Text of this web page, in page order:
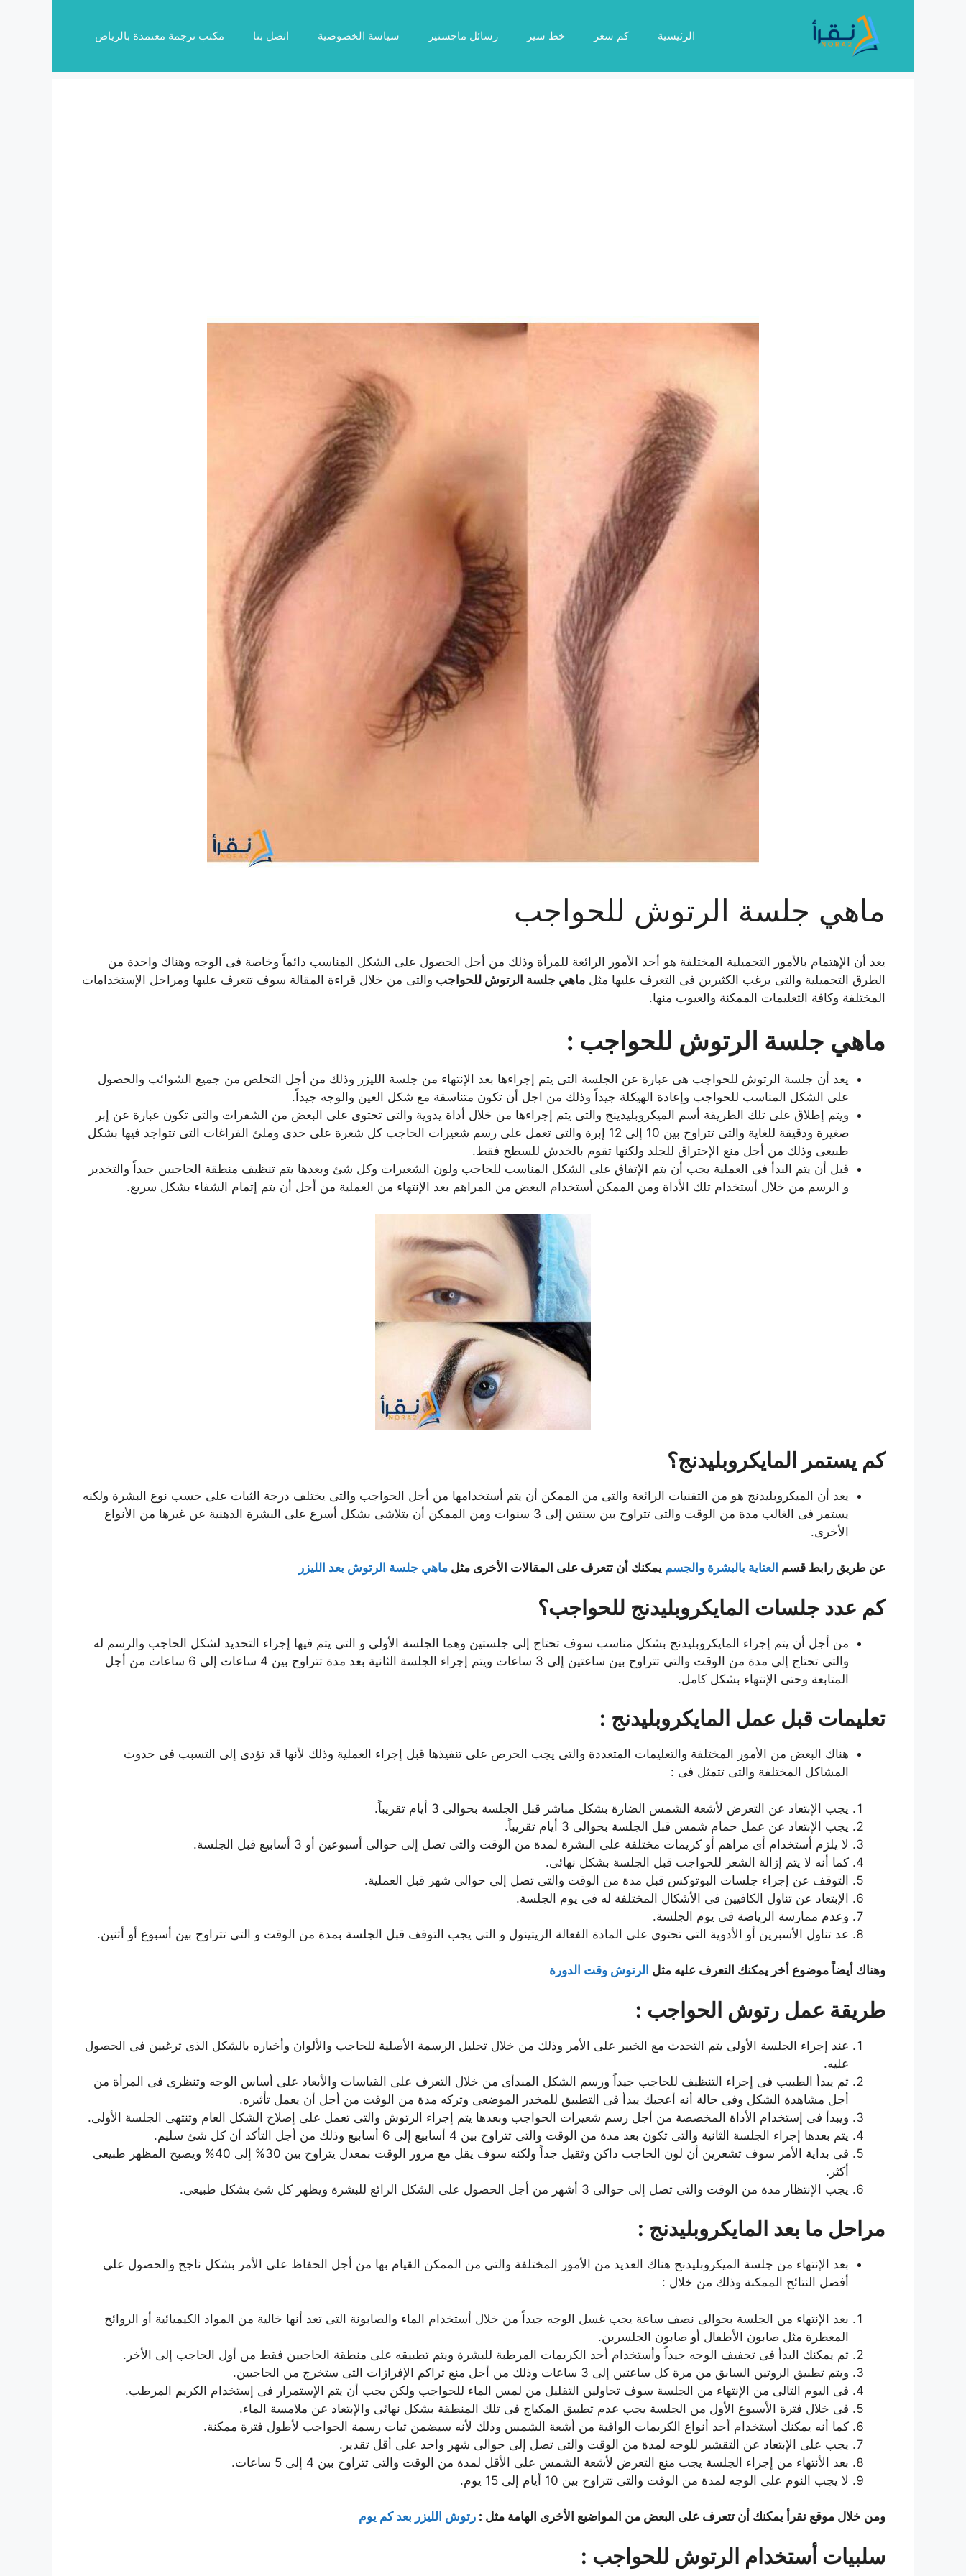
الرئيسية كم سعر خط سير رسائل ماجستير سياسة الخصوصية اتصل بنا مكتب ترجمة معتمدة بالرياض
ماهي جلسة الرتوش للحواجب
يعد أن الإهتمام بالأمور التجميلية المختلفة هو أحد الأمور الرائعة للمرأة وذلك من أجل الحصول على الشكل المناسب دائماً وخاصة فى الوجه وهناك واحدة من
الطرق التجميلية والتى يرغب الكثيرين فى التعرف عليها مثل ماهي جلسة الرتوش للحواجب والتى من خلال قراءة المقالة سوف تتعرف عليها ومراحل الإستخدامات
المختلفة وكافة التعليمات الممكنة والعيوب منها.
ماهي جلسة الرتوش للحواجب :
يعد أن جلسة الرتوش للحواجب هى عبارة عن الجلسة التى يتم إجراءها بعد الإنتهاء من جلسة الليزر وذلك من أجل التخلص من جميع الشوائب والحصول
على الشكل المناسب للحواجب وإعادة الهيكلة جيداً وذلك من اجل أن تكون متناسقة مع شكل العين والوجه جيداً.
ويتم إطلاق على تلك الطريقة أسم الميكروبليدينج والتى يتم إجراءها من خلال أداة يدوية والتى تحتوى على البعض من الشفرات والتى تكون عبارة عن إبر
صغيرة ودقيقة للغاية والتى تتراوح بين 10 إلى 12 إبرة والتى تعمل على رسم شعيرات الحاجب كل شعرة على حدى وملئ الفراغات التى تتواجد فيها بشكل
طبيعى وذلك من أجل منع الإحتراق للجلد ولكنها تقوم بالخدش للسطح فقط.
قبل أن يتم البدأ فى العملية يجب أن يتم الإتفاق على الشكل المناسب للحاجب ولون الشعيرات وكل شئ وبعدها يتم تنظيف منطقة الحاجبين جيداً والتخدير
و الرسم من خلال أستخدام تلك الأداة ومن الممكن أستخدام البعض من المراهم بعد الإنتهاء من العملية من أجل أن يتم إتمام الشفاء بشكل سريع.
كم يستمر المايكروبليدنج؟
يعد أن الميكروبليدنج هو من التقنيات الرائعة والتى من الممكن أن يتم أستخدامها من أجل الحواجب والتى يختلف درجة الثبات على حسب نوع البشرة ولكنه
يستمر فى الغالب مدة من الوقت والتى تتراوح بين سنتين إلى 3 سنوات ومن الممكن أن يتلاشى بشكل أسرع على البشرة الدهنية عن غيرها من الأنواع
الأخرى.
عن طريق رابط قسم العناية بالبشرة والجسم يمكنك أن تتعرف على المقالات الأخرى مثل ماهي جلسة الرتوش بعد الليزر
كم عدد جلسات المايكروبليدنج للحواجب؟
من أجل أن يتم إجراء المايكروبليدنج بشكل مناسب سوف تحتاج إلى جلستين وهما الجلسة الأولى و التى يتم فيها إجراء التحديد لشكل الحاجب والرسم له
والتى تحتاج إلى مدة من الوقت والتى تتراوح بين ساعتين إلى 3 ساعات ويتم إجراء الجلسة الثانية بعد مدة تتراوح بين 4 ساعات إلى 6 ساعات من أجل
المتابعة وحتى الإنتهاء بشكل كامل.
تعليمات قبل عمل المايكروبليدنج :
هناك البعض من الأمور المختلفة والتعليمات المتعددة والتى يجب الحرص على تنفيذها قبل إجراء العملية وذلك لأنها قد تؤدى إلى التسبب فى حدوث
المشاكل المختلفة والتى تتمثل فى :
يجب الإبتعاد عن التعرض لأشعة الشمس الضارة بشكل مباشر قبل الجلسة بحوالى 3 أيام تقريباً.
يجب الإبتعاد عن عمل حمام شمس قبل الجلسة بحوالى 3 أيام تقريباً.
لا يلزم أستخدام أى مراهم أو كريمات مختلفة على البشرة لمدة من الوقت والتى تصل إلى حوالى أسبوعين أو 3 أسابيع قبل الجلسة.
كما أنه لا يتم إزالة الشعر للحواجب قبل الجلسة بشكل نهائى.
التوقف عن إجراء جلسات البوتوكس قبل مدة من الوقت والتى تصل إلى حوالى شهر قبل العملية.
الإبتعاد عن تناول الكافيين فى الأشكال المختلفة له فى يوم الجلسة.
وعدم ممارسة الرياضة فى يوم الجلسة.
عد تناول الأسبرين أو الأدوية التى تحتوى على المادة الفعالة الريتينول و التى يجب التوقف قبل الجلسة بمدة من الوقت و التى تتراوح بين أسبوع أو أثنين.
وهناك أيضاً موضوع أخر يمكنك التعرف عليه مثل الرتوش وقت الدورة
طريقة عمل رتوش الحواجب :
عند إجراء الجلسة الأولى يتم التحدث مع الخبير على الأمر وذلك من خلال تحليل الرسمة الأصلية للحاجب والألوان وأخباره بالشكل الذى ترغبين فى الحصول
عليه.
ثم يبدأ الطبيب فى إجراء التنظيف للحاجب جيداً ورسم الشكل المبدأى من خلال التعرف على القياسات والأبعاد على أساس الوجه وتنظرى فى المرأة من
أجل مشاهدة الشكل وفى حالة أنه أعجبك يبدأ فى التطبيق للمخدر الموضعى وتركه مدة من الوقت من أجل أن يعمل تأثيره.
ويبدأ فى إستخدام الأداة المخصصة من أجل رسم شعيرات الحواجب وبعدها يتم إجراء الرتوش والتى تعمل على إصلاح الشكل العام وتنتهى الجلسة الأولى.
يتم بعدها إجراء الجلسة الثانية والتى تكون بعد مدة من الوقت والتى تتراوح بين 4 أسابيع إلى 6 أسابيع وذلك من أجل التأكد أن كل شئ سليم.
فى بداية الأمر سوف تشعرين أن لون الحاجب داكن وثقيل جداً ولكنه سوف يقل مع مرور الوقت بمعدل يتراوح بين 30% إلى 40% ويصبح المظهر طبيعى
أكثر.
يجب الإنتظار مدة من الوقت والتى تصل إلى حوالى 3 أشهر من أجل الحصول على الشكل الرائع للبشرة ويظهر كل شئ بشكل طبيعى.
مراحل ما بعد المايكروبليدنج :
بعد الإنتهاء من جلسة الميكروبليدنج هناك العديد من الأمور المختلفة والتى من الممكن القيام بها من أجل الحفاظ على الأمر بشكل ناجح والحصول على
أفضل النتائج الممكنة وذلك من خلال :
بعد الإنتهاء من الجلسة بحوالى نصف ساعة يجب غسل الوجه جيداً من خلال أستخدام الماء والصابونة التى تعد أنها خالية من المواد الكيميائية أو الروائح
المعطرة مثل صابون الأطفال أو صابون الجلسرين.
ثم يمكنك البدأ فى تجفيف الوجه جيداً وأستخدام أحد الكريمات المرطبة للبشرة ويتم تطبيقه على منطقة الحاجبين فقط من أول الحاجب إلى الأخر.
ويتم تطبيق الروتين السابق من مرة كل ساعتين إلى 3 ساعات وذلك من أجل منع تراكم الإفرازات التى ستخرج من الحاجبين.
فى اليوم التالى من الإنتهاء من الجلسة سوف تحاولين التقليل من لمس الماء للحواجب ولكن يجب أن يتم الإستمرار فى إستخدام الكريم المرطب.
فى خلال فترة الأسبوع الأول من الجلسة يجب عدم تطبيق المكياج فى تلك المنطقة بشكل نهائى والإبتعاد عن ملامسة الماء.
كما أنه يمكنك أستخدام أحد أنواع الكريمات الواقية من أشعة الشمس وذلك لأنه سيضمن ثبات رسمة الحواجب لأطول فترة ممكنة.
يجب على الإبتعاد عن التقشير للوجه لمدة من الوقت والتى تصل إلى حوالى شهر واحد على أقل تقدير.
بعد الأنتهاء من إجراء الجلسة يجب منع التعرض لأشعة الشمس على الأقل لمدة من الوقت والتى تتراوح بين 4 إلى 5 ساعات.
لا يجب النوم على الوجه لمدة من الوقت والتى تتراوح بين 10 أيام إلى 15 يوم.
ومن خلال موقع نقرأ يمكنك أن تتعرف على البعض من المواضيع الأخرى الهامة مثل : رتوش الليزر بعد كم يوم
سلبيات أستخدام الرتوش للحواجب :